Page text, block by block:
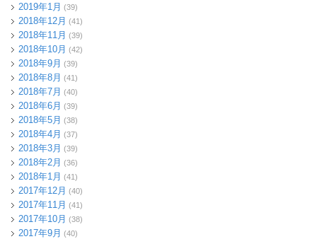
2019年1月 (39)
2018年12月 (41)
2018年11月 (39)
2018年10月 (42)
2018年9月 (39)
2018年8月 (41)
2018年7月 (40)
2018年6月 (39)
2018年5月 (38)
2018年4月 (37)
2018年3月 (39)
2018年2月 (36)
2018年1月 (41)
2017年12月 (40)
2017年11月 (41)
2017年10月 (38)
2017年9月 (40)